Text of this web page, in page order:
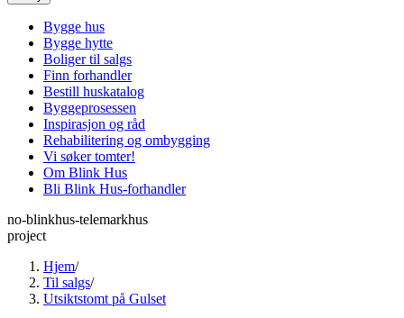
Bygge hus
Bygge hytte
Boliger til salgs
Finn forhandler
Bestill huskatalog
Byggeprosessen
Inspirasjon og råd
Rehabilitering og ombygging
Vi søker tomter!
Om Blink Hus
Bli Blink Hus-forhandler
no-blinkhus-telemarkhus
project
Hjem/
Til salgs/
Utsiktstomt på Gulset